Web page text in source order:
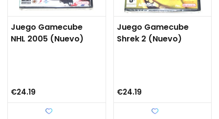
Juego Gamecube
NHL 2005 (nuevo)
€24.19
Juego Gamecube
Shrek 2 (nuevo)
€24.19